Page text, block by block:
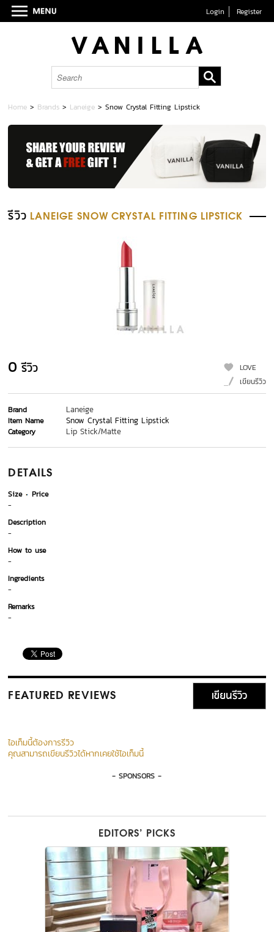
Login Register
Home > Brands > Laneige >Snow Crystal Fitting Lipstick
รีวิว LANEIGE SNOW CRYSTAL FITTING LIPSTICK
0 รีวิว
LOVE
เขียนรีวิว
Brand Laneige
Item Name Snow Crystal Fitting Lipstick
Category Lip Stick/Matte
DETAILS
Size
Price
-
Description
-
How to use
-
Ingredients
-
Remarks
-
FEATURED REVIEWS เขียนรีวิว
ไอเท็มนี้ต้องการรีวิว
คุณสามารถเขียนรีวิวได้หากเคยใช้ไอเท็มนี้
- SPONSORS -
EDITORS’ PICKS